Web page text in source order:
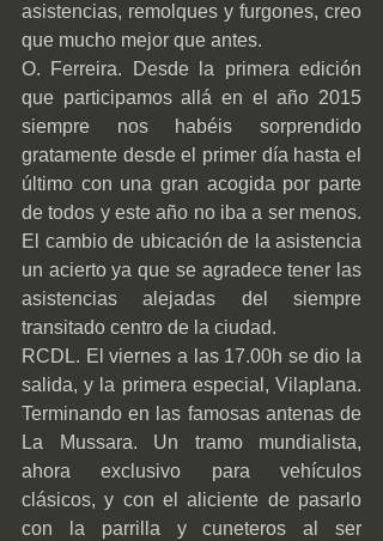
asistencias, remolques y furgones, creo
que mucho mejor que antes.
O. Ferreira. Desde la primera edición
que participamos allá en el año 2015
siempre nos habéis sorprendido
gratamente desde el primer día hasta el
último con una gran acogida por parte
de todos y este año no iba a ser menos.
El cambio de ubicación de la asistencia
un acierto ya que se agradece tener las
asistencias alejadas del siempre
transitado centro de la ciudad.
RCDL. El viernes a las 17.00h se dio la
salida, y la primera especial, Vilaplana.
Terminando en las famosas antenas de
La Mussara. Un tramo mundialista,
ahora exclusivo para vehículos
clásicos, y con el aliciente de pasarlo
con la parrilla y cuneteros al ser